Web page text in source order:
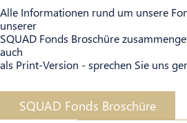
Alle Informationen rund um unsere
unserer
SQUAD Fonds Broschüre
auch
als Print-Version - sprechen Sie uns
SQUAD Fonds Broschüre